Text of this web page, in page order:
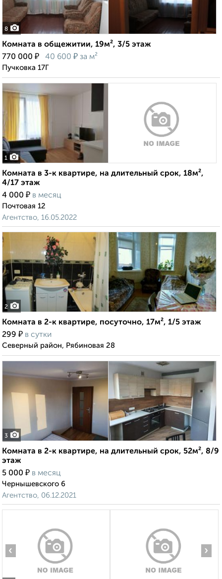
8
Комната в общежитии, 19м², 3/5 этаж
770 000 ₽ 40 600 ₽ за м²
Пучковка 17Г
1
Комната в 3-к квартире, на длительный срок, 18м²,
4/17 этаж
4 000 ₽ в месяц
Почтовая 12
Агентство, 16.05.2022
2
Комната в 2-к квартире, посуточно, 17м², 1/5 этаж
299 ₽ в сутки
Северный район, Рябиновая 28
3
Комната в 2-к квартире, на длительный срок, 52м², 8/9
этаж
5 000 ₽ в месяц
Чернышевского 6
Агентство, 06.12.2021
‹ ›